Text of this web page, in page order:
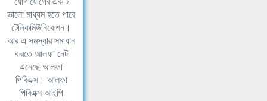
ভালো মাধ্যম হতে পারে
টেলিকমিউনিকেশন।
আর এ সমস্যার সমাধান
করতে আলফা নেট
এনেছে আলফা
পিবিএক্স। আলফা
পিবিএক্স আইপি